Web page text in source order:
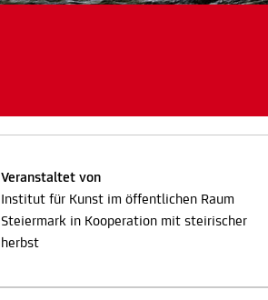
Veranstaltet von
Institut für Kunst im öffentlichen Raum
Steiermark in Kooperation mit steirischer
herbst